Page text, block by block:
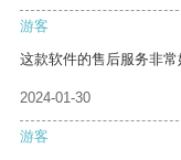
游客
这款软件的售后服务非常
2024-01-30
游客